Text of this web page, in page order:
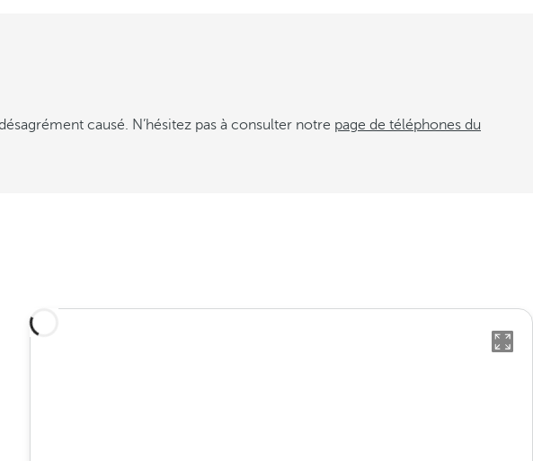
causé. N’hésitez pas à consulter notre page de téléphones du